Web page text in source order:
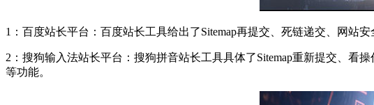
1：百度站长平台：百度站长工具给出了Sitemap再提交、死链递交、网站
2：搜狗输入法站长平台：搜狗拼音站长工具具体了Sitemap重新提交、看
等功能。